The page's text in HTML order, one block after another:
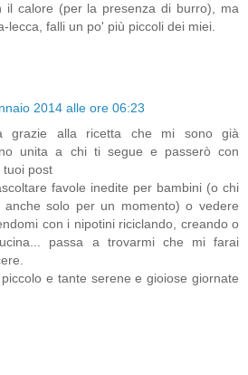
il calore (per la presenza di burro), ma
lecca, falli un po' più piccoli dei miei.
2014 alle ore 06:23
grazie alla ricetta che mi sono già
unita a chi ti segue e passerò con
tuoi post
favole inedite per bambini (o chi
anche solo per un momento) o vedere
con i nipotini riciclando, creando o
passa a trovarmi che mi farai
e tante serene e gioiose giornate